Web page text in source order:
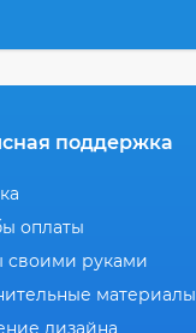
поддержка
оплаты
своими руками
материалы
дизайна